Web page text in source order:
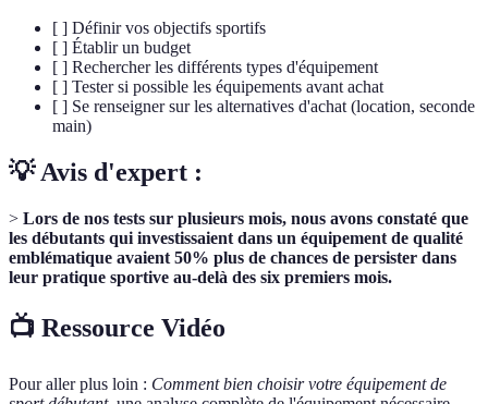
[ ] Définir vos objectifs sportifs
[ ] Établir un budget
[ ] Rechercher les différents types d'équipement
[ ] Tester si possible les équipements avant achat
[ ] Se renseigner sur les alternatives d'achat (location, seconde
main)
💡 Avis d'expert :
> Lors de nos tests sur plusieurs mois, nous avons constaté que
les débutants qui investissaient dans un équipement de qualité
emblématique avaient 50% plus de chances de persister dans
leur pratique sportive au-delà des six premiers mois.
📺 Ressource Vidéo
Pour aller plus loin : Comment bien choisir votre équipement de